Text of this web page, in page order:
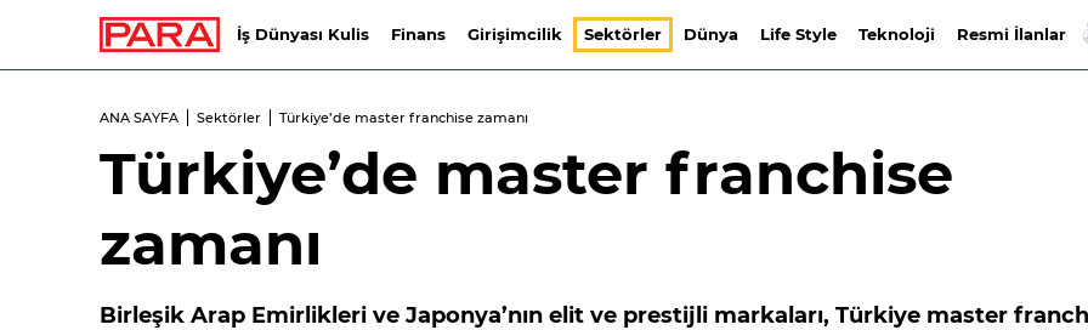
İş Dünyası Kulis Finans Girişimcilik Sektörler Dünya Life Style Teknoloji Resmi İlanlar
ANA SAYFA Sektörler Türkiye’de master franchise zamanı
Türkiye’de master franchise
zamanı
Birleşik Arap Emirlikleri ve Japonya’nın elit ve prestijli markaları, Türkiye master